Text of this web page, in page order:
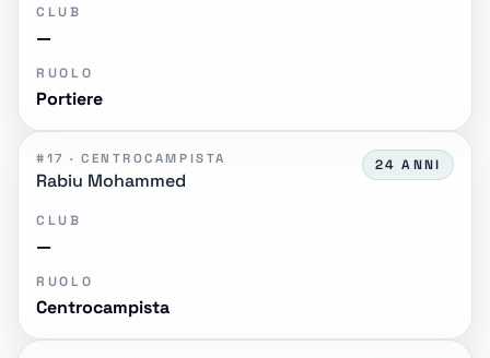
CLUB
—
RUOLO
Portiere
#17 · CENTROCAMPISTA
Rabiu Mohammed
24 ANNI
CLUB
—
RUOLO
Centrocampista